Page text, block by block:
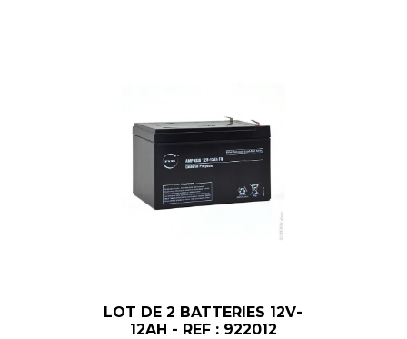
LOT DE 2 BATTERIES 12V-
12AH - REF : 922012